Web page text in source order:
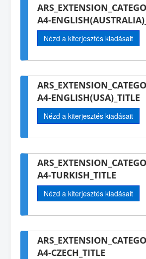
A4-
Nézd a kiterjesztés kiadásait
A4-ENGLISH(USA)_TITLE
Nézd a kiterjesztés kiadásait
A4-TURKISH_TITLE
Nézd a kiterjesztés kiadásait
A4-CZECH_TITLE